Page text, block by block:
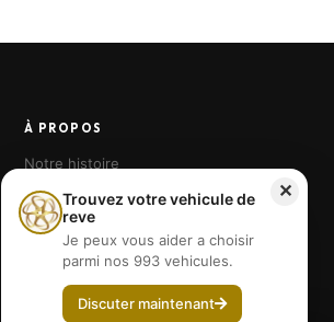
À PROPOS
Notre histoire
Nos agences
Devenir franchisé
✕
Trouvez votre vehicule de
reve
Je peux vous aider a choisir
parmi nos 993 vehicules.
Discuter maintenant